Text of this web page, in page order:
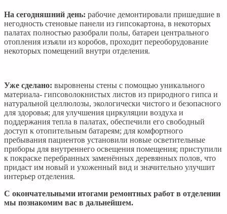
На сегодняшний день: рабочие демонтировали пришедшие в
негодность стеновые панели из гипсокартона, в некоторых
палатах полностью разобрали полы, батареи центрального
отопления изъяли из коробов, проходит переоборудование
некоторых помещений внутри отделения.
Уже сделано: выровнены стены с помощью уникального
материала- гипсоволокнистых листов из природного гипса и
натуральной целлюлозы, экологически чистого и безопасного
для здоровья; для улучшения циркуляции воздуха и
поддержания тепла в палатах, обеспечили его свободный
доступ к отопительным батареям; для комфортного
пребывания пациентов установили новые осветительные
приборы для внутреннего освещения помещения; приступили
к покраске перебранных заменённых деревянных полов, что
придаст им новый и ухоженный вид и значительно улучшит
интерьер отделения.
С окончательными итогами ремонтных работ в отделении
мы познакомим вас в дальнейшем.